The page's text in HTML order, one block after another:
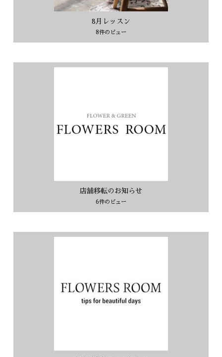
8月レッスン
8件のビュー
店舗移転のお知らせ
6件のビュー